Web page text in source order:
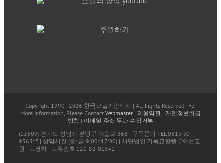
Copyright 1990 - 2026 한국오늘의양식사 | All Rights Reserved | For
More Information, Please Contact Webmaster | 이용약관 | 개인정보취급
방침 | 이메일 주소 무단 수집거부
(13509) 경기도 성남시 분당구 야탑로 368 | 구독문의 TEL 031)780-
9565~7 | 상담시간 (월~금:9:00~17:00) | 사단법인 기독교할렐루야선교
원 | 고영하 | 고유번호 120-82-01541